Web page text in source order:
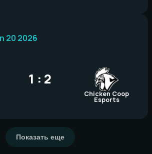
1 : 2
Chicken Coop
Esports
20 2026
Показать еще